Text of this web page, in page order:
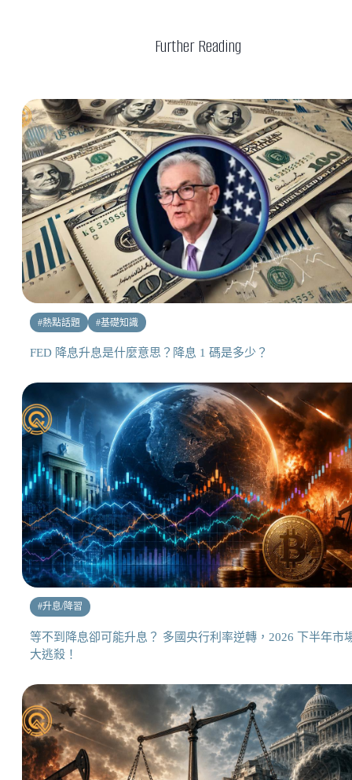
Further Reading
#熱點話題 #基礎知識
FED 降息升息是什麼意思？降息 1 碼是多少？
#升息/降習
等不到降息卻可能升息？ 多國央行利率逆轉，2026 下半年市
大逃殺！